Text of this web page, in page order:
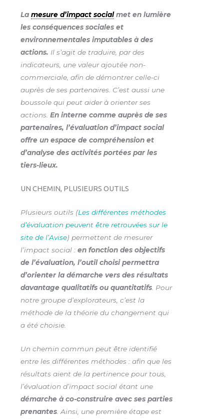
La mesure d’impact socialmet en lumière
les con­séquences sociales et
environnementales imputables à des
actions. Il s’agit de traduire, par des
indicateurs, une valeur ajoutée non-
commerciale, afin de démontrer celle-ci
auprès de ses partenaires. C’est aussi une
boussole qui peut aider à orienter ses
actions. En interne comme auprès de ses
partenaires, l’évaluation d’impact social
offre un espace de compréhension et
d’analyse des activités portées par les
tiers-lieux.
UN CHEMIN, PLUSIEURS OUTILS
Plusieurs outils (Les différentes méthodes
d’évaluation peuvent être retrouvées sur le
site de l’Avise) permettent de mesurer
l’impact social : en fonction des objectifs
de l’évaluation, l’outil choisi permet­tra
d’orienter la démarche vers des résultats
davantage quali­tatifs ou quantitatifs. Pour
notre groupe d’explorateurs, c’est la
méthode de la théorie du changement qui
a été choisie.
Un chemin commun peut être identifié
entre les différentes méthodes : afin que les
résultats aient de la pertinence pour tous,
l’évaluation d’impact social étant une
démarche à co-­construire avec ses parties
prenantes. Ainsi, une première étape est